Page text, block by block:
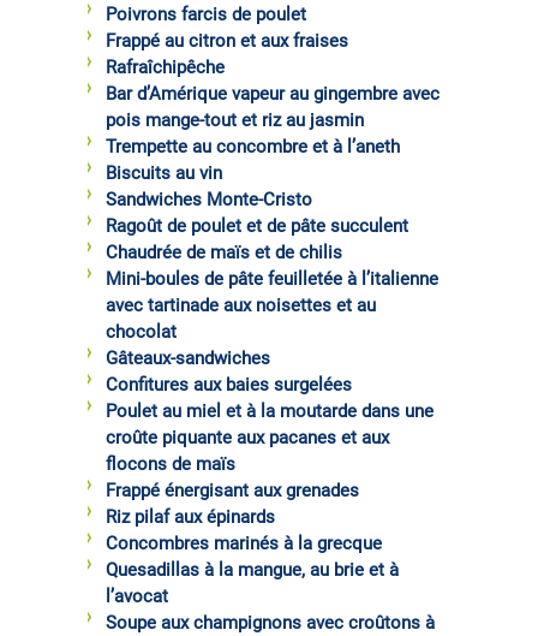
Poivrons farcis de poulet
Frappé au citron et aux fraises
Rafraîchipêche
Bar d’Amérique vapeur au gingembre avec
pois mange-tout et riz au jasmin
Trempette au concombre et à l’aneth
Biscuits au vin
Sandwiches Monte-Cristo
Ragoût de poulet et de pâte succulent
Chaudrée de maïs et de chilis
Mini-boules de pâte feuilletée à l’italienne
avec tartinade aux noisettes et au
chocolat
Gâteaux-sandwiches
Confitures aux baies surgelées
Poulet au miel et à la moutarde dans une
croûte piquante aux pacanes et aux
flocons de maïs
Frappé énergisant aux grenades
Riz pilaf aux épinards
Concombres marinés à la grecque
Quesadillas à la mangue, au brie et à
l’avocat
Soupe aux champignons avec croûtons à